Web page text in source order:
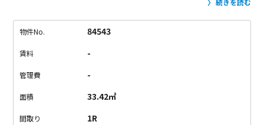
続きを読む
物件No. 84543
賃料 -
管理費 -
面積 33.42㎡
間取り 1R